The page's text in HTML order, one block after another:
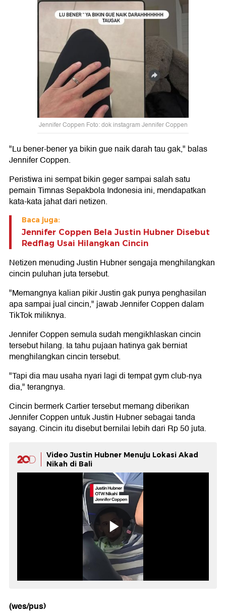
Jennifer Coppen Foto: dok instagram Jennifer Coppen
"Lu bener-bener ya bikin gue naik darah tau gak," balas
Jennifer Coppen.
Peristiwa ini sempat bikin geger sampai salah satu
pemain Timnas Sepakbola Indonesia ini, mendapatkan
kata-kata jahat dari netizen.
Baca juga:
Jennifer Coppen Bela Justin Hubner Disebut
Redflag Usai Hilangkan Cincin
Netizen menuding Justin Hubner sengaja menghilangkan
cincin puluhan juta tersebut.
"Memangnya kalian pikir Justin gak punya penghasilan
apa sampai jual cincin," jawab Jennifer Coppen dalam
TikTok miliknya.
Jennifer Coppen semula sudah mengikhlaskan cincin
tersebut hilang. Ia tahu pujaan hatinya gak berniat
menghilangkan cincin tersebut.
"Tapi dia mau usaha nyari lagi di tempat gym club-nya
dia," terangnya.
Cincin bermerk Cartier tersebut memang diberikan
Jennifer Coppen untuk Justin Hubner sebagai tanda
sayang. Cincin itu disebut bernilai lebih dari Rp 50 juta.
Video Justin Hubner Menuju Lokasi Akad
Nikah di Bali
(wes/pus)